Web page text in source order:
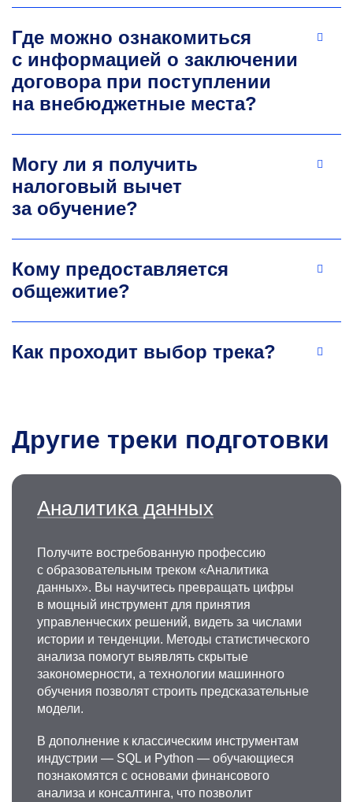
Екатерина Максимовна
Тарасова
менеджмента
Область научных интересов: экономика
и управление.
akimova.em@misis.ru
Где можно ознакомиться
с информацией о заключении
договора при поступлении
на внебюджетные места?
Могу ли я получить
налоговый вычет
за обучение?
Кому предоставляется
общежитие?
Как проходит выбор трека?
Другие треки подготовки
Аналитика данных
Получите востребованную профессию
с образовательным треком «Аналитика
данных». Вы научитесь превращать цифры
в мощный инструмент для принятия
управленческих решений, видеть за числами
истории и тенденции. Методы статистического
анализа помогут выявлять скрытые
закономерности, а технологии машинного
обучения позволят строить предсказательные
модели.
В дополнение к классическим инструментам
индустрии — SQL и Python — обучающиеся
познакомятся с основами финансового
анализа и консалтинга, что позволит